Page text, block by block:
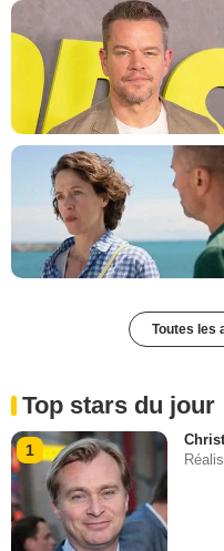
Toutes les
Top stars du jour
1